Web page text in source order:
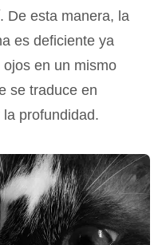
. De esta manera, la
es deficiente ya
en un mismo
se traduce en
profundidad.